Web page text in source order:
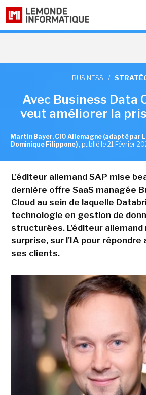
BUSINESS /
Avec Business Data
veut améliorer la
Martin Bayer, CIO Allemagne (adapté par
Dominique Filippone) , publié le 21 Février
L'éditeur allemand SAP mise
dernière offre SaaS managée
Cloud au sein de laquelle
technologie en gestion de
structurées. L'éditeur allemand
surprise, sur l'IA pour
ses clients.